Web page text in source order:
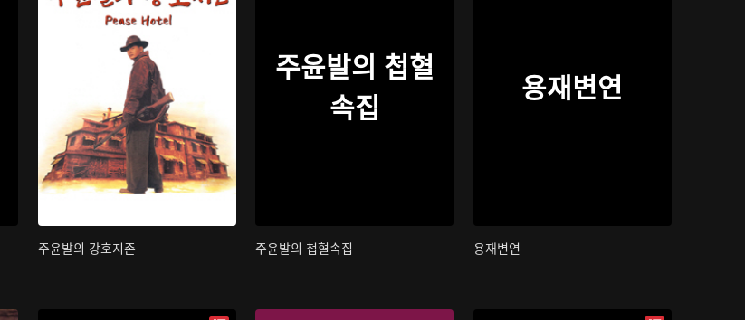
주윤발의 강호지존
주윤발의 첩혈
속집
주윤발의 첩혈속집
용재변연
용재변연